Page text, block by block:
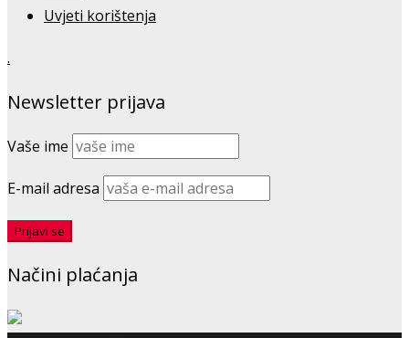
Uvjeti korištenja
.
Newsletter prijava
Vaše ime
E-mail adresa
Načini plaćanja